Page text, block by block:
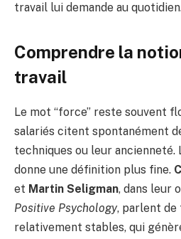
travail lui demande au
Comprendre la
travail
Le mot “force” reste souvent
salariés citent spontanément
techniques ou leur
donne une définition plus fine.
et Martin Seligman, dans leur
Positive Psychology, parlent
relativement stables, qui